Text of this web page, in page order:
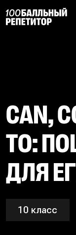
CAN,
TO:
ДЛЯ
10 класс